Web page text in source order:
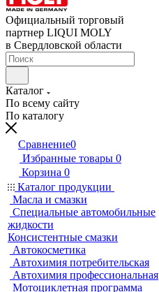
Официальный торговый
партнер LIQUI MOLY
в Свердловской области
Каталог
По всему сайту
По каталогу
Сравнение0
Избранные товары 0
Корзина 0
Каталог продукции
Масла и смазки
Специальные автомобильные
жидкости
Консистентные смазки
Автокосметика
Автохимия потребительская
Автохимия профессиональная
Мотоциклетная программа